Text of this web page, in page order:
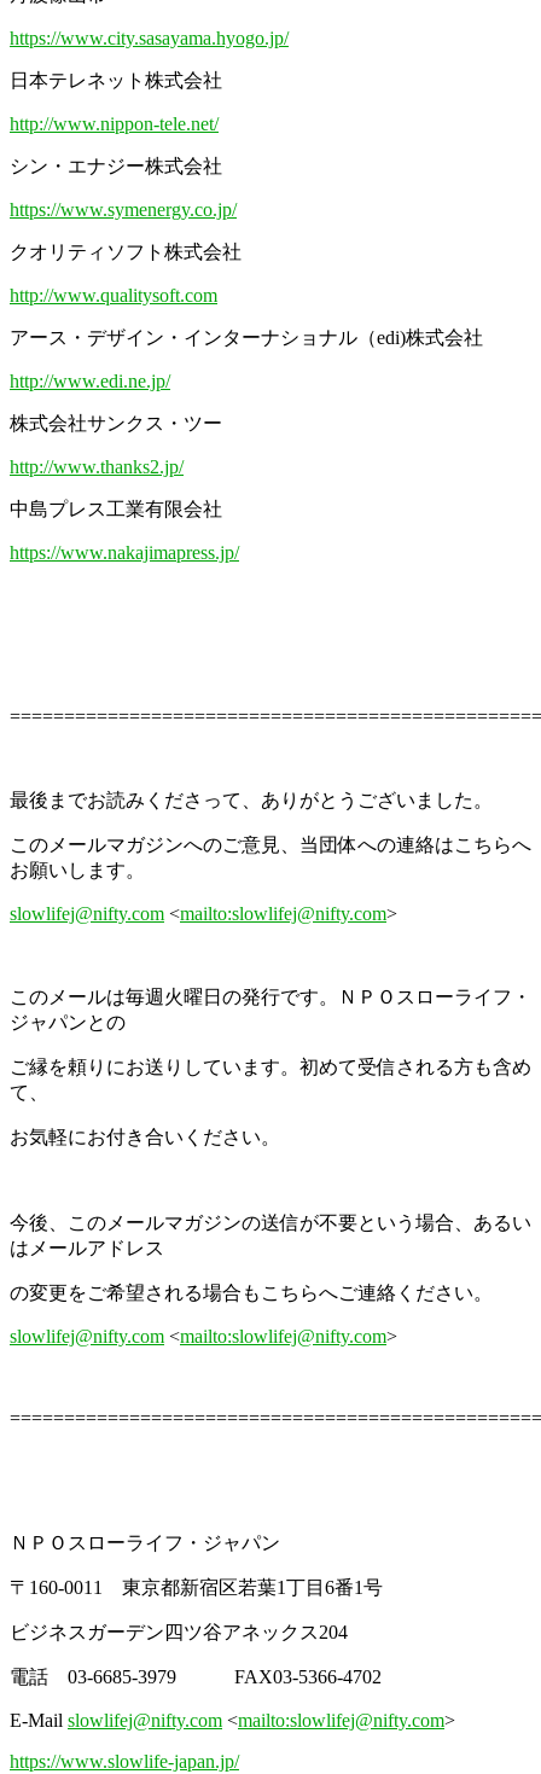
https://www.city.sasayama.hyogo.jp/
日本テレネット株式会社
http://www.nippon-tele.net/
シン・エナジー株式会社
https://www.symenergy.co.jp/
クオリティソフト株式会社
http://www.qualitysoft.com
アース・デザイン・インターナショナル（edi)株式会社
http://www.edi.ne.jp/
株式会社サンクス・ツー
http://www.thanks2.jp/
中島プレス工業有限会社
https://www.nakajimapress.jp/
最後までお読みくださって、ありがとうございました。
このメールマガジンへのご意見、当団体への連絡はこちらへ
お願いします。
slowlifej@nifty.com <mailto:slowlifej@nifty.com>
このメールは毎週火曜日の発行です。ＮＰＯスローライフ・
ジャパンとの
ご縁を頼りにお送りしています。初めて受信される方も含め
て、
お気軽にお付き合いください。
今後、このメールマガジンの送信が不要という場合、あるい
はメールアドレス
の変更をご希望される場合もこちらへご連絡ください。
slowlifej@nifty.com <mailto:slowlifej@nifty.com>
ＮＰＯスローライフ・ジャパン
〒160-0011 東京都新宿区若葉1丁目6番1号
ビジネスガーデン四ツ谷アネックス204
電話 03-6685-3979 FAX03-5366-4702
E-Mail slowlifej@nifty.com <mailto:slowlifej@nifty.com>
https://www.slowlife-japan.jp/